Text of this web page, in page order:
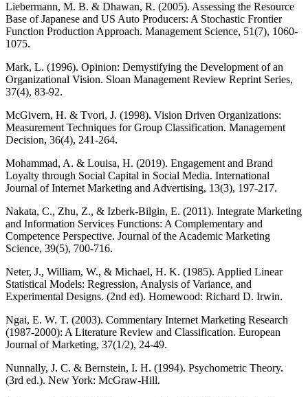
Liebermann, M. B. & Dhawan, R. (2005). Assessing the Resource
Base of Japanese and US Auto Producers: A Stochastic Frontier
Function Production Approach. Management Science, 51(7), 1060-
1075.
Mark, L. (1996). Opinion: Demystifying the Development of an
Organizational Vision. Sloan Management Review Reprint Series,
37(4), 83-92.
McGivern, H. & Tvori, J. (1998). Vision Driven Organizations:
Measurement Techniques for Group Classification. Management
Decision, 36(4), 241-264.
Mohammad, A. & Louisa, H. (2019). Engagement and Brand
Loyalty through Social Capital in Social Media. International
Journal of Internet Marketing and Advertising, 13(3), 197-217.
Nakata, C., Zhu, Z., & Izberk-Bilgin, E. (2011). Integrate Marketing
and Information Services Functions: A Complementary and
Competence Perspective. Journal of the Academic Marketing
Science, 39(5), 700-716.
Neter, J., William, W., & Michael, H. K. (1985). Applied Linear
Statistical Models: Regression, Analysis of Variance, and
Experimental Designs. (2nd ed). Homewood: Richard D. Irwin.
Ngai, E. W. T. (2003). Commentary Internet Marketing Research
(1987-2000): A Literature Review and Classification. European
Journal of Marketing, 37(1/2), 24-49.
Nunnally, J. C. & Bernstein, I. H. (1994). Psychometric Theory.
(3rd ed.). New York: McGraw-Hill.